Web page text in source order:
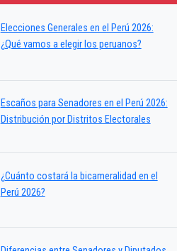
Elecciones Generales en el Perú 2026:
¿Qué vamos a elegir los peruanos?
Escaños para Senadores en el Perú 2026:
Distribución por Distritos Electorales
¿Cuánto costará la bicameralidad en el
Perú 2026?